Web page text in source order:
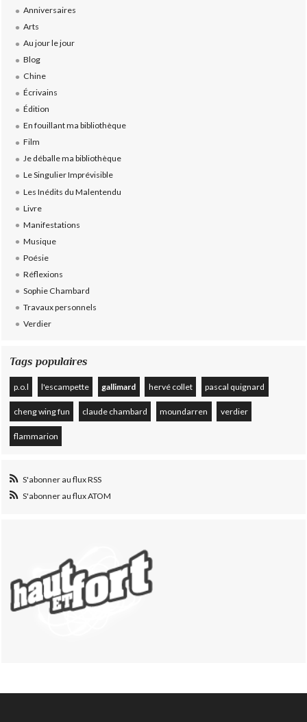
Anniversaires
Arts
Au jour le jour
Blog
Chine
Écrivains
Édition
En fouillant ma bibliothèque
Film
Je déballe ma bibliothèque
Le Singulier Imprévisible
Les Inédits du Malentendu
Livre
Manifestations
Musique
Poésie
Réflexions
Sophie Chambard
Travaux personnels
Verdier
Tags populaires
p.o.l l'escampette gallimard hervé collet pascal quignard
cheng wing fun claude chambard moundarren verdier
flammarion
S'abonner au flux RSS
S'abonner au flux ATOM